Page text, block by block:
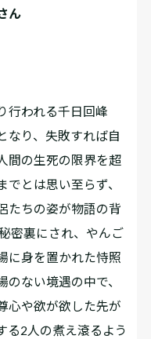
ん
行われる千日回峰
なり、失敗すれば自
間の生死の限界を超
とは思い至らず、
たちの姿が物語の背
密裏にされ、やんご
に身を置かれた恃照
ない境遇の中で、
心や欲が欲した先が
る2人の煮え滾るよう